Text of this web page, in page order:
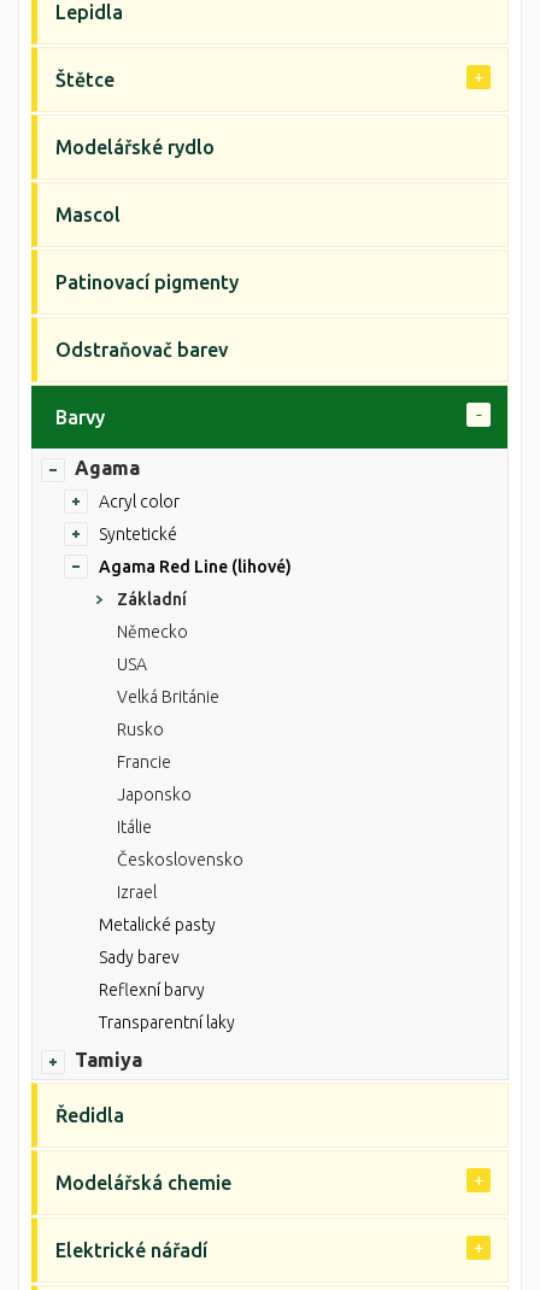
Lepidla
Štětce
Modelářské rydlo
Mascol
Patinovací pigmenty
Odstraňovač barev
Barvy
Agama
Acryl color
Syntetické
Agama Red Line (lihové)
Základní
Německo
USA
Velká Británie
Rusko
Francie
Japonsko
Itálie
Československo
Izrael
Metalické pasty
Sady barev
Reflexní barvy
Transparentní laky
Tamiya
Ředidla
Modelářská chemie
Elektrické nářadí